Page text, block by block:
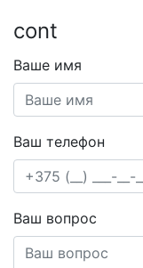
cont
Ваше имя
Ваш телефон
Ваш вопрос